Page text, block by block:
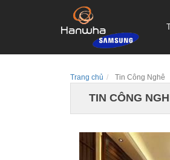
QUỐC
Trang chủ Tin Công Nghê
TIN CÔNG